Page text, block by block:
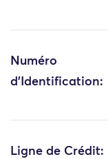
Numéro
d'Identification:
Ligne de Crédit: